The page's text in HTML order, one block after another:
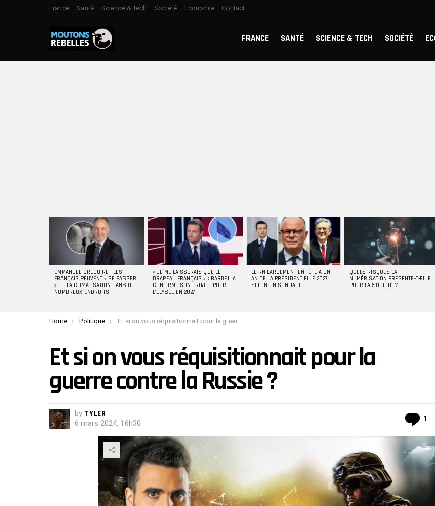
France Santé Science & Tech Société Economie Contact
FRANCE SANTÉ SCIENCE & TECH SOCIÉTÉ
STORIES
EMMANUEL GRÉGOIRE : LES
FRANÇAIS PEUVENT « SE PASSER
» DE LA CLIMATISATION DANS DE
NOMBREUX ENDROITS
« JE NE LAISSERAIS QUE LE
DRAPEAU FRANÇAIS » : BARDELLA
CONFIRME SON PROJET POUR
L’ÉLYSÉE EN 2027
LE RN LARGEMENT EN TÊTE À UN
AN DE LA PRÉSIDENTIELLE 2027,
SELON UN SONDAGE
QUELS RISQUES LA
NUMÉRISATION PRÉSENTE-T-ELLE
POUR LA SOCIÉTÉ ?
You are here:
Home Politique Et si on vous réquisitionnait pour la guerre contre la Russie ?
Et si on vous réquisitionnait pour la
guerre contre la Russie ?
by TYLER
6 mars 2024, 16h30 1